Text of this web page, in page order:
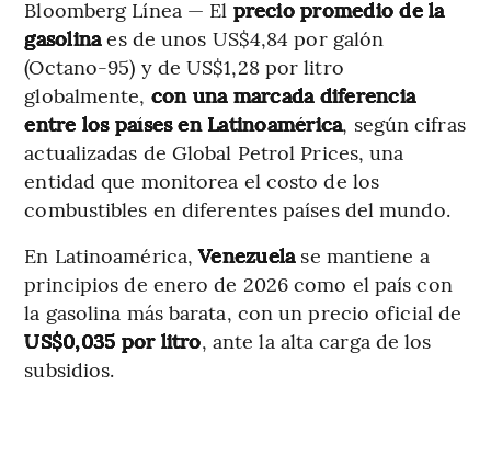
Bloomberg Línea — El precio promedio de la
gasolinaes de unos US$4,84 por galón
(Octano-95) y de US$1,28 por litro
globalmente, con una marcada diferencia
entre los países en Latinoamérica, según cifras
actualizadas de Global Petrol Prices, una
entidad que monitorea el costo de los
combustibles en diferentes países del mundo.
En Latinoamérica,Venezuelase mantiene a
principios de enero de 2026 como el país con
la gasolina más barata, con un precio oficial de
US$0,035 por litro, ante la alta carga de los
subsidios.